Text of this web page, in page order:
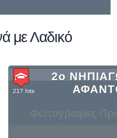
με Λαδικό
Φωτογραφίες
2ο
217 hits